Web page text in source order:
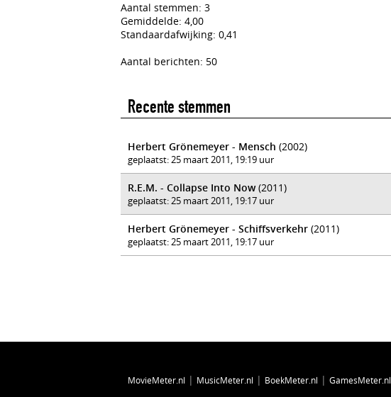
Aantal stemmen: 3
Gemiddelde: 4,00
Standaardafwijking: 0,41
Aantal berichten: 50
Recente stemmen
Herbert Grönemeyer - Mensch (2002)
geplaatst: 25 maart 2011, 19:19 uur
R.E.M. - Collapse Into Now(2011)
geplaatst: 25 maart 2011, 19:17 uur
Herbert Grönemeyer - Schiffsverkehr (2011)
geplaatst: 25 maart 2011, 19:17 uur
MovieMeter.nl | MusicMeter.nl | BoekMeter.nl | GamesMeter.nl